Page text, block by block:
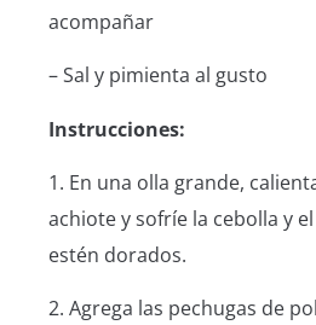
acompañar
– Sal y pimienta al gusto
Instrucciones:
1. En una olla grande,
achiote y sofríe la cebolla y
estén dorados.
2. Agrega las pechugas de